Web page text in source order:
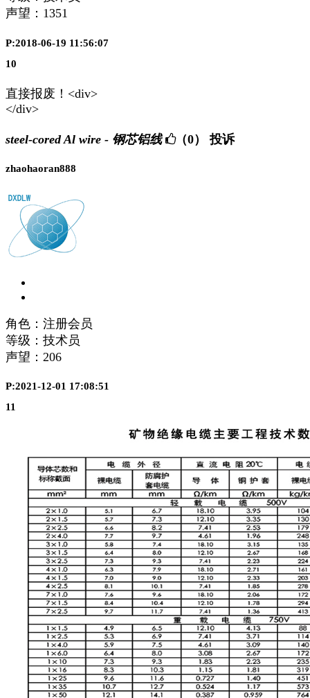
声望： 1351
P:2018-06-19 11:56:07
10
直接报废！<div>
</div>
steel-cored Al wire - 钢芯铝线 （0） 投诉
zhaohaoran888
角色：注册会员
等级：技术员
声望： 206
P:2021-12-01 17:08:51
11